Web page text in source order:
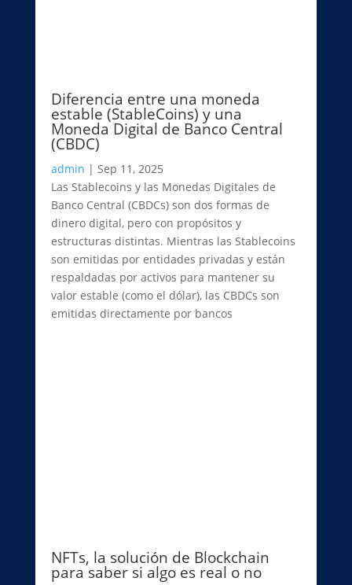
Diferencia entre una moneda
estable (StableCoins) y una
Moneda Digital de Banco Central
(CBDC)
admin | Sep 11, 2025
Las Stablecoins y las Monedas Digitales de
Banco Central (CBDCs) son dos formas de
dinero digital, pero con propósitos y
estructuras distintas. Mientras las Stablecoins
son emitidas por entidades privadas y están
respaldadas por activos para mantener su
valor estable (como el dólar), las CBDCs son
emitidas directamente por bancos
NFTs, la solución de ⁠Blockchain
para saber si algo es real o no